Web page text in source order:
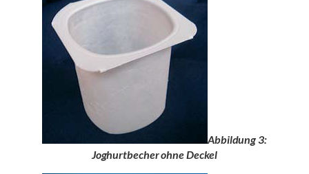
Abbildung 3:
Joghurtbecher ohne Deckel